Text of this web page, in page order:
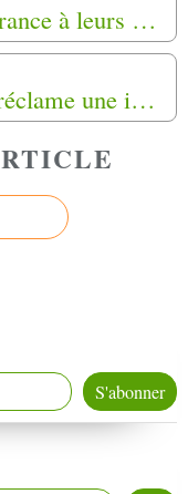
Harkis : de leur arrivée en France à leurs conditions indignes de vie
Harkis : le sénateur Burgoa réclame une indemnisation pour tous